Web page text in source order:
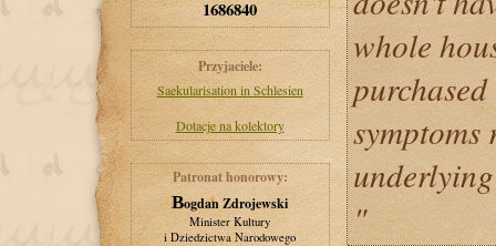
1686840
Przyjaciele:
Saekularisation in Schlesien
Dotacje na kolektory
Patronat honorowy:
Bogdan Zdrojewski
Minister Kultury
i Dziedzictwa Narodowego
whole
"